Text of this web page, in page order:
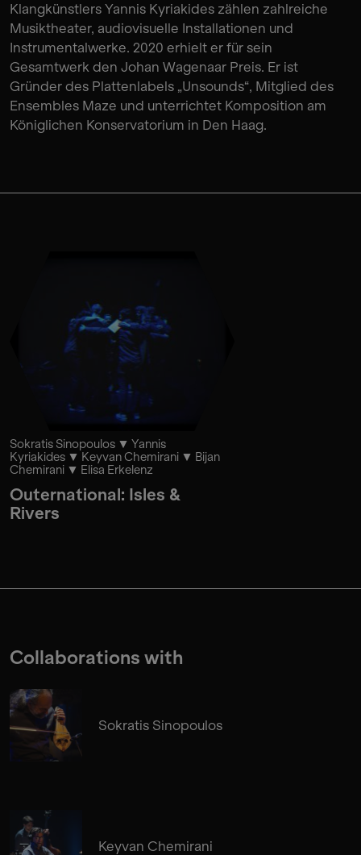
Klangkünstlers Yannis Kyriakides zählen zahlreiche
Musiktheater, audiovisuelle Installationen und
Instrumentalwerke. 2020 erhielt er für sein
Gesamtwerk den Johan Wagenaar Preis. Er ist
Gründer des Plattenlabels „Unsounds“, Mitglied des
Ensembles Maze und unterrichtet Komposition am
Königlichen Konservatorium in Den Haag.
Sokratis Sinopoulos
Yannis
Kyriakides
Keyvan Chemirani
Bijan
Chemirani
Elisa Erkelenz
Outernational: Isles &
Rivers
Collaborations with
Sokratis Sinopoulos
Keyvan Chemirani